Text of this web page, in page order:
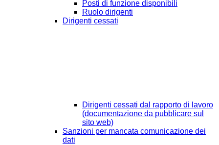
Posti di funzione disponibili
Ruolo dirigenti
Dirigenti cessati
Dirigenti cessati dal rapporto di lavoro
(documentazione da pubblicare sul
sito web)
Sanzioni per mancata comunicazione dei
dati